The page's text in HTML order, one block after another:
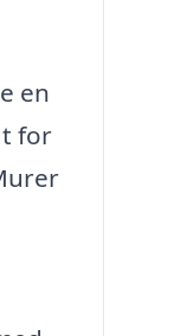
en
for